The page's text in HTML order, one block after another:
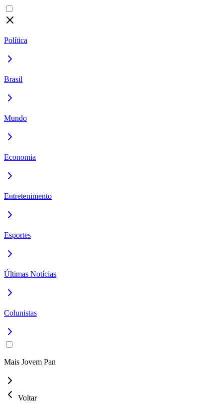
Política
Brasil
Mundo
Economia
Entretenimento
Esportes
Últimas Notícias
Colunistas
Mais Jovem Pan
Voltar